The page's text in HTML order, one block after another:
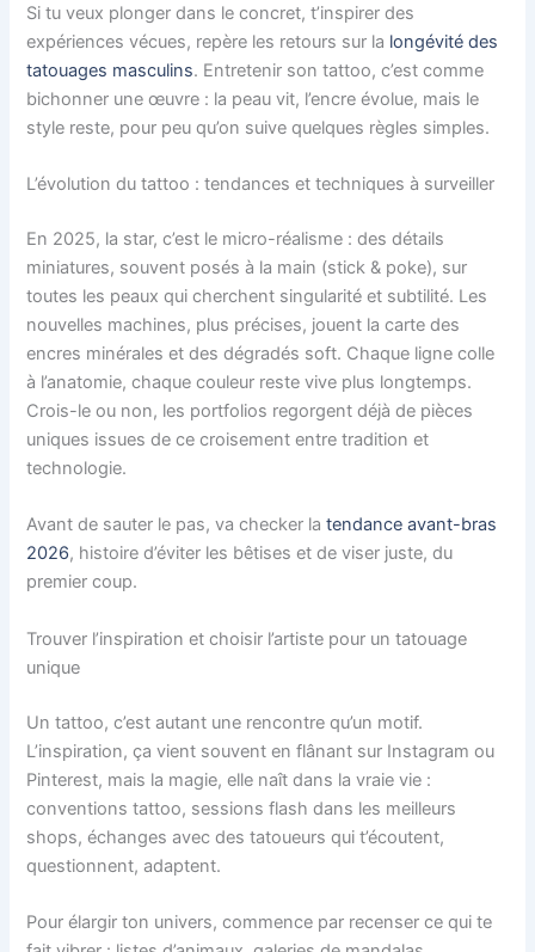
Si tu veux plonger dans le concret, t’inspirer des
expériences vécues, repère les retours sur la longévité des
tatouages masculins. Entretenir son tattoo, c’est comme
bichonner une œuvre : la peau vit, l’encre évolue, mais le
style reste, pour peu qu’on suive quelques règles simples.
L’évolution du tattoo : tendances et techniques à surveiller
En 2025, la star, c’est le micro-réalisme : des détails
miniatures, souvent posés à la main (stick & poke), sur
toutes les peaux qui cherchent singularité et subtilité. Les
nouvelles machines, plus précises, jouent la carte des
encres minérales et des dégradés soft. Chaque ligne colle
à l’anatomie, chaque couleur reste vive plus longtemps.
Crois-le ou non, les portfolios regorgent déjà de pièces
uniques issues de ce croisement entre tradition et
technologie.
Avant de sauter le pas, va checker latendance avant-bras
2026, histoire d’éviter les bêtises et de viser juste, du
premier coup.
Trouver l’inspiration et choisir l’artiste pour un tatouage
unique
Un tattoo, c’est autant une rencontre qu’un motif.
L’inspiration, ça vient souvent en flânant sur Instagram ou
Pinterest, mais la magie, elle naît dans la vraie vie :
conventions tattoo, sessions flash dans les meilleurs
shops, échanges avec des tatoueurs qui t’écoutent,
questionnent, adaptent.
Pour élargir ton univers, commence par recenser ce qui te